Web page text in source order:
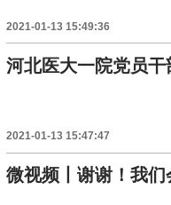
2021-01-13 15:49:36
河北医大一院党员
2021-01-13 15:47:47
微视频丨谢谢！我们